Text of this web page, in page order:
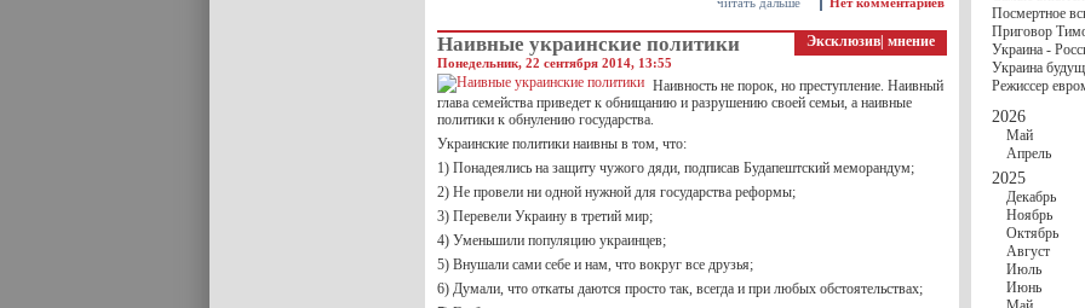
Эксклюзив мнение
Наивные украинские политики
Понедельник, 22 сентября 2014, 13:55
Наивность не порок, но преступление. Наивный
глава семейства приведет к обнищанию и разрушению своей семьи, а наивные
политики к обнулению государства.
Украинские политики наивны в том, что:
1) Понадеялись на защиту чужого дяди, подписав Будапештский меморандум;
2) Не провели ни одной нужной для государства реформы;
3) Перевели Украину в третий мир;
4) Уменьшили популяцию украинцев;
5) Внушали сами себе и нам, что вокруг все друзья;
6) Думали, что откаты даются просто так, всегда и при любых обстоятельствах;
16 Ноября
13 Ноября
10 Ноября
10 Ноября
особом статусе
03 Ноября
Посмертное
Приговор
Украина -
Украина
Режиссер
2026
Май
Апрель
2025
Декабрь
Ноябрь
Октябрь
Август
Июль
Июнь